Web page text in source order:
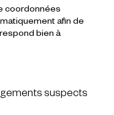
coordonnées
afin de
bien à
suspects